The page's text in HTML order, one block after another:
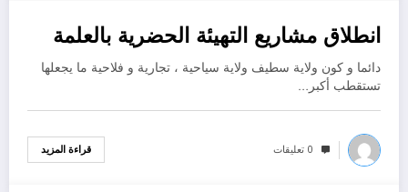
أغسطس 8, 2024
انطلاق مشاريع التهيئة الحضرية بالعلمة
دائما و كون ولاية سطيف ولاية سياحية ، تجارية و فلاحية ما يجعلها
تستقطب أكبر…
0 تعليقات قراءة المزيد